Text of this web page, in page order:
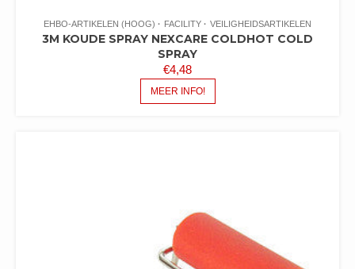
EHBO-ARTIKELEN (HOOG) FACILITY VEILIGHEIDSARTIKELEN
3M KOUDE SPRAY NEXCARE COLDHOT COLD
SPRAY
€4,48
MEER INFO!